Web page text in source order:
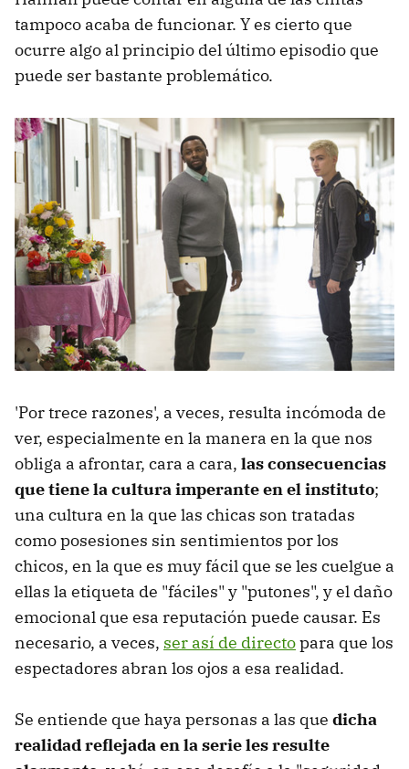
tampoco acaba de funcionar. Y es cierto que
ocurre algo al principio del último episodio que
puede ser bastante problemático.
'Por trece razones', a veces, resulta incómoda de
ver, especialmente en la manera en la que nos
obliga a afrontar, cara a cara, las consecuencias
que tiene la cultura imperante en el instituto;
una cultura en la que las chicas son tratadas
como posesiones sin sentimientos por los
chicos, en la que es muy fácil que se les cuelgue a
ellas la etiqueta de "fáciles" y "putones", y el daño
emocional que esa reputación puede causar. Es
necesario, a veces, ser así de directopara que los
espectadores abran los ojos a esa realidad.
Se entiende que haya personas a las que dicha
realidad reflejada en la serie les resulte